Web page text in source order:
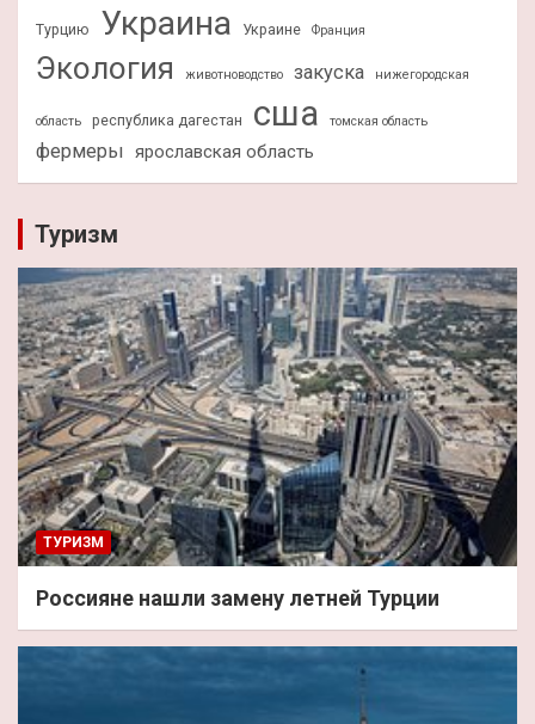
Турцию Украина Украине Франция
Экология животноводство закуска нижегородская
область республика дагестан сша томская область
фермеры ярославская область
Туризм
ТУРИЗМ
Россияне нашли замену летней Турции